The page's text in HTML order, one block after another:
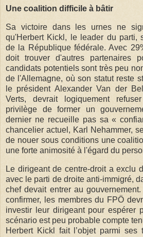
Une coalition difficile à bâtir
Sa victoire dans les urnes ne
qu'Herbert Kickl, le leader du parti,
de la République fédérale. Avec
doit trouver d'autres partenaires
candidats potentiels sont très peu
de l'Allemagne, où son statut reste
le président Alexander Van der
Verts, devrait logiquement
privilège de former un
dernier ne recueille pas sa «
chancelier actuel, Karl Nehammer,
de nouer sous conditions une
une forte animosité à l'égard du
Le dirigeant de centre-droit a exclu
avec le parti de droite anti-immigré,
chef devait entrer au
confirmer, les membres du FPÖ
investir leur dirigeant pour espérer
scénario est peu probable compte
Herbert Kickl fait l’objet parmi ses